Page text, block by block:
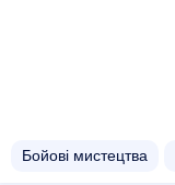
Бойові мистецтва